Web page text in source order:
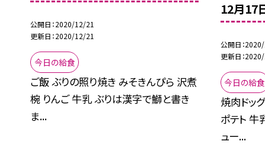
公開日 2020/12/21
更新日 2020/12/21
今日の給食
ご飯 ぶりの照り焼き みそきんぴら 沢煮
椀 りんご 牛乳 ぶりは漢字で鰤と書き
ま...
12月17
公開日
更新日
今日の給食
焼肉ドッ
ポテト 牛
ュー...